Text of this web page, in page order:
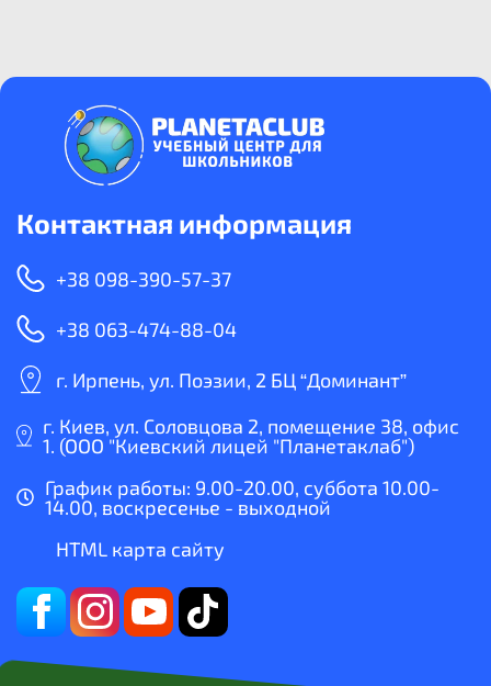
Контактная информация
+38 098-390-57-37
+38 063-474-88-04
г. Ирпень, ул. Поэзии, 2 БЦ “Доминант”
г. Киев, ул. Соловцова 2, помещение 38, офис
1. (ООО "Киевский лицей "Планетаклаб")
График работы: 9.00-20.00, суббота 10.00-
14.00, воскресенье - выходной
HTML карта сайту